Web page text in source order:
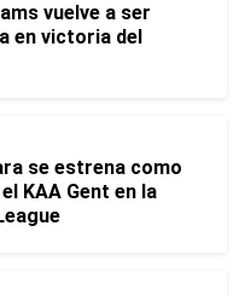
vuelve a ser
en victoria del
se estrena como
KAA Gent en la